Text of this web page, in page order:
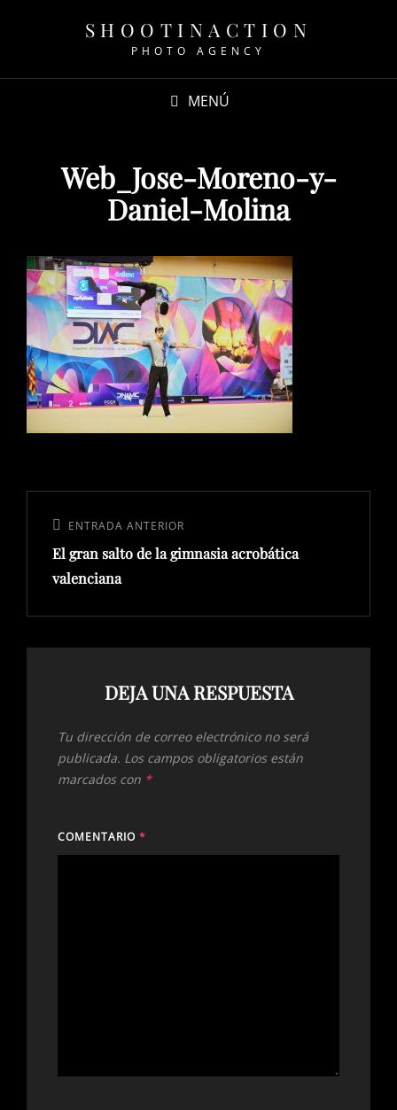
SHOOTINACTION
PHOTO AGENCY
MENÚ
Web_Jose-Moreno-y-
Daniel-Molina
entradas
Entrada
anterior:
ENTRADA ANTERIOR
El gran salto de la gimnasia acrobática
valenciana
DEJA UNA RESPUESTA
Tu dirección de correo electrónico no será
publicada. Los campos obligatorios están
marcados con *
COMENTARIO *